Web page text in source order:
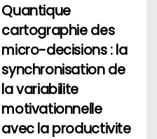
Quantique
cartographie des
micro-decisions : la
synchronisation de
la variabilite
motivationnelle
avec la productivite